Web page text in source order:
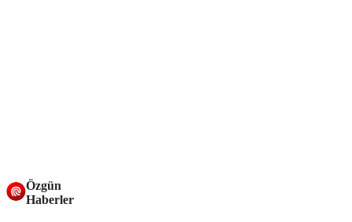
Özgün
Haberler